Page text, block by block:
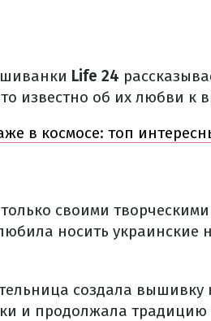
Life 24
известно об их любви к
в космосе: топ
своими
носить украинские
создала
и продолжала